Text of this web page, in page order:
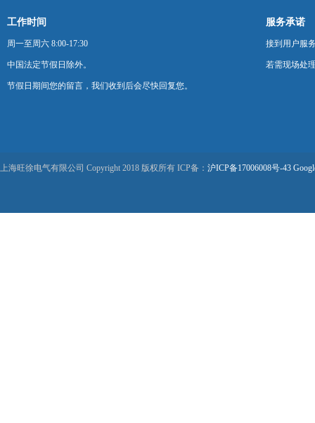
工作时间
周一至周六 8:00-17:30
中国法定节假日除外。
节假日期间您的留言，我们收到后会尽快回复您。
服务承诺
接到用户服
若需现场处
上海旺徐电气有限公司 Copyright 2018 版权所有 ICP备： 沪ICP备17006008号-43